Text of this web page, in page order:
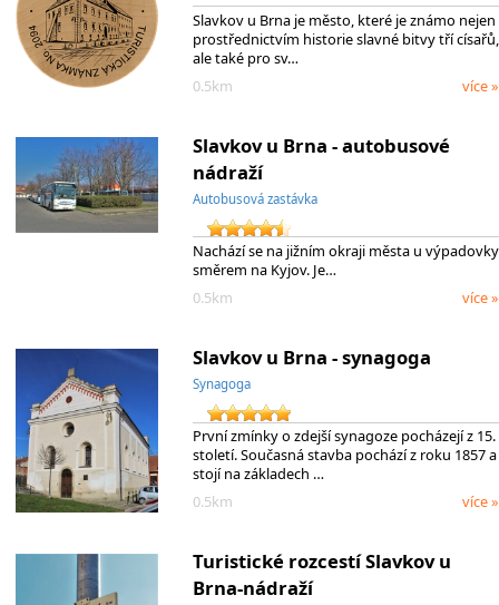
Slavkov u Brna je město, které je známo nejen
prostřednictvím historie slavné bitvy tří císařů,
ale také pro sv…
0.5km
více »
Slavkov u Brna - autobusové
nádraží
Autobusová zastávka
Nachází se na jižním okraji města u výpadovky
směrem na Kyjov. Je…
0.5km
více »
Slavkov u Brna - synagoga
Synagoga
První zmínky o zdejší synagoze pocházejí z 15.
století. Současná stavba pochází z roku 1857 a
stojí na základech …
0.5km
více »
Turistické rozcestí Slavkov u
Brna-nádraží